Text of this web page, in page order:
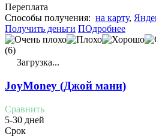
Переплата
Cпособы получения: на карту,
Получить деньги ПОдробнее
(6)
Загрузка...
JoyMoney (Джой мани)
Сравнить
5-30 дней
Срок